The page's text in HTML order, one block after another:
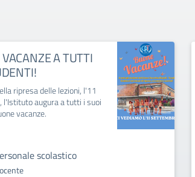
A TUTTI
ripresa delle lezioni, l'11
l'Istituto augura a tutti i suoi
vacanze.
scolastico